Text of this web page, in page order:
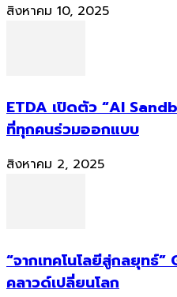
สิงหาคม 10, 2025
ETDA เปิดตัว “AI
ที่ทุกคนร่วมออกแบบ
สิงหาคม 2, 2025
“จากเทคโนโลยีสู่กลยุทธ์
คลาวด์เปลี่ยนโลก